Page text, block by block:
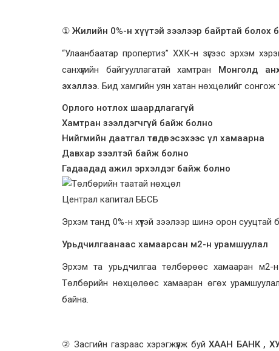
① Жилийн 0%-н хүүтэй зээлээр байртай болох
“Улаанбаатар пропертиз” ХХК-н зүгээс эрхэм
санхүүгийн байгууллагатай хамтран Монголд
эхэллээ. Бид хамгийн уян хатан нөхцөлийг
Орлого нотлох шаардлагагүй
Хамтран зээлдэгчгүй байж болно
Нийгмийн даатгал төлдөг эсэхээс үл хамаарна
Давхар зээлтэй байж болно
Гадаадад ажил эрхэлдэг байж болно
Централ капитал ББСБ
Эрхэм танд 0%-н хүүтэй зээлээр шинэ орон
Урьдчилгаанаас хамаарсан м2-н урамшуулал
Эрхэм та урьдчилгаа төлбөрөөс хамааран м2-
Төлбөрийн нөхцөлөөс хамааран өгөх
байна.
② Засгийн газраас хэрэгжүүлж буйХААН БАНК ,